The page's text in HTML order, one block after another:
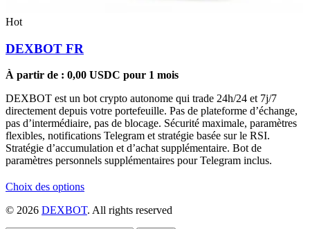
Hot
DEXBOT FR
À partir de : 0,00 USDC pour 1 mois
DEXBOT est un bot crypto autonome qui trade 24h/24 et 7j/7
directement depuis votre portefeuille. Pas de plateforme d’échange,
pas d’intermédiaire, pas de blocage. Sécurité maximale, paramètres
flexibles, notifications Telegram et stratégie basée sur le RSI.
Stratégie d’accumulation et d’achat supplémentaire. Bot de
paramètres personnels supplémentaires pour Telegram inclus.
Choix des optionsCe
a
© 2026 DEXBOT. All rights reserved